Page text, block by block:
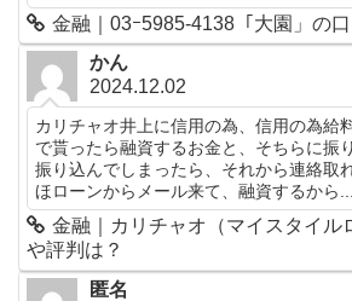
金融｜03ｰ5985-4138「大園」の
かん
2024.12.02
カリチャオ井上に信用の為、信用の為給
で貰ったら融資するお金と、そちらに振
振り込んでしまったら、それから連絡取
ほローンからメール来て、融資するから...
金融｜カリチャオ（マイスタイル
や評判は？
匿名